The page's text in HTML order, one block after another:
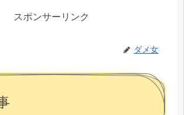
スポンサーリンク
ダメ女